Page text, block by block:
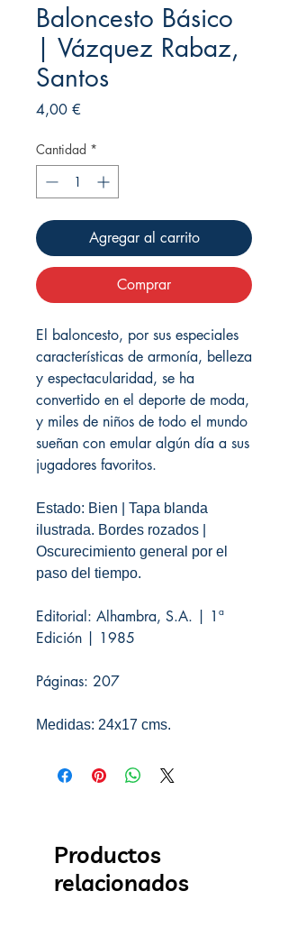
Baloncesto Básico
| Vázquez Rabaz,
Santos
4,00 €
Cantidad *
Agregar al carrito
Comprar
El baloncesto, por sus especiales
características de armonía, belleza
y espectacularidad, se ha
convertido en el deporte de moda,
y miles de niños de todo el mundo
sueñan con emular algún día a sus
jugadores favoritos.
Estado: Bien | Tapa blanda
ilustrada. Bordes rozados |
Oscurecimiento general por el
paso del tiempo.
Editorial: Alhambra, S.A. | 1ª
Edición | 1985
Páginas: 207
Medidas: 24x17 cms.
Productos
relacionados